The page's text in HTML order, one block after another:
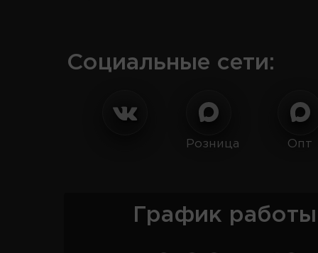
Социальные сети:
Розница Опт
График